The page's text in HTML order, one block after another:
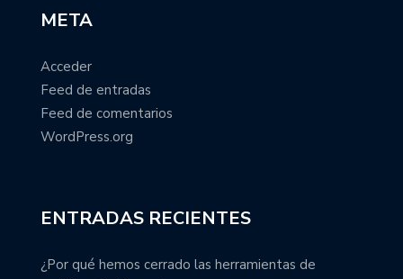
META
Acceder
Feed de entradas
Feed de comentarios
WordPress.org
ENTRADAS RECIENTES
¿Por qué hemos cerrado las herramientas de